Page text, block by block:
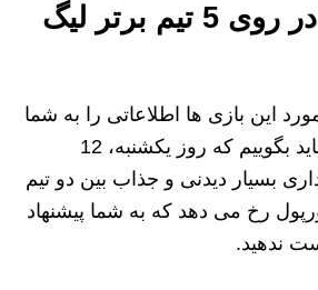
بازی های رو در روی 5 تیم برتر لیگ
این بازی ها اطلاعاتی را به شما
عزیزان ارائه دهیم باید بگوییم که روز یکشنبه، 12
1400 دیداری بسیار دیدنی و جذاب بین دو تیم
رخ می دهد که به شما پیشنهاد
ندهید.